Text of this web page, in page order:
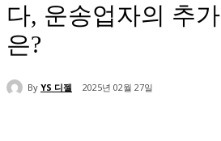
다, 운송업자의 추
은?
By YS 디젤 2025년 02월 27일